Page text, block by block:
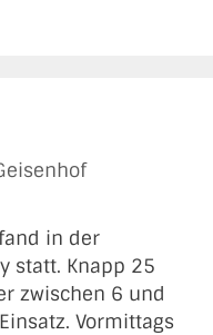
in der
statt. Knapp 25
zwischen 6 und
Vormittags